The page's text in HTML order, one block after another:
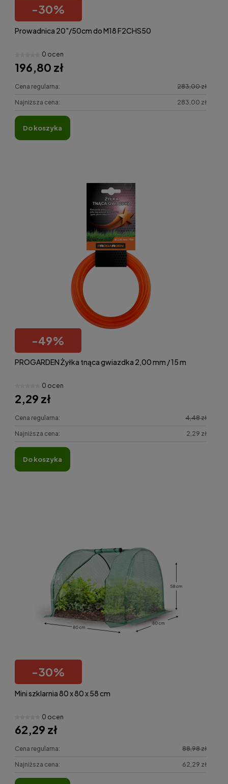
-30%
Prowadnica 20"/50cm do M18 F2CHS50
0 ocen
196,80 zł
Cena regularna: 283,00 zł
Najniższa cena: 283,00 zł
do koszyka
-49%
PROGARDEN Żyłka tnąca gwiazdka 2,00 mm / 15 m
0 ocen
2,29 zł
Cena regularna: 4,48 zł
Najniższa cena: 2,29 zł
do koszyka
-30%
Mini szklarnia 80 x 80 x 58 cm
0 ocen
62,29 zł
Cena regularna: 88,98 zł
Najniższa cena: 62,29 zł